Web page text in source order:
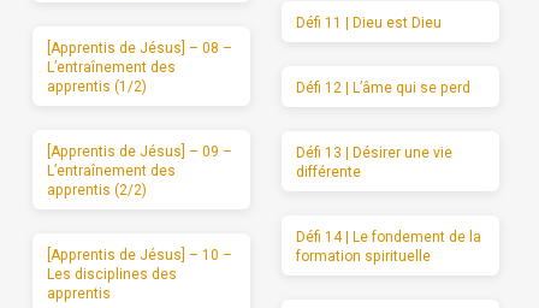
[Apprentis de Jésus] – 08 –
L’entraînement des
apprentis (1/2)
[Apprentis de Jésus] – 09 –
L’entraînement des
apprentis (2/2)
[Apprentis de Jésus] – 10 –
Les disciplines des
apprentis
Défi 11 | Dieu est Dieu
Défi 12 | L’âme qui se perd
Défi 13 | Désirer une vie
différente
Défi 14 | Le fondement de la
formation spirituelle